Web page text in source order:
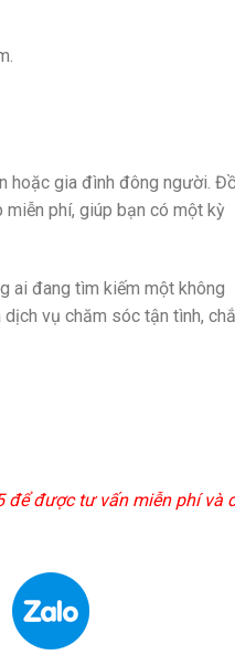
hoặc gia đình đông người.
phí, giúp bạn có một kỳ
ai đang tìm kiếm một không
vụ chăm sóc tận tình,
để được tư vấn miễn phí và